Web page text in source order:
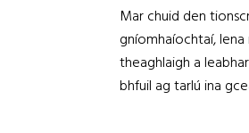
Mar chuid den
gníomhaíochtaí,
theaghlaigh a
bhfuil ag tarlú ina